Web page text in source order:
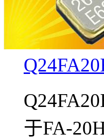
于FA-